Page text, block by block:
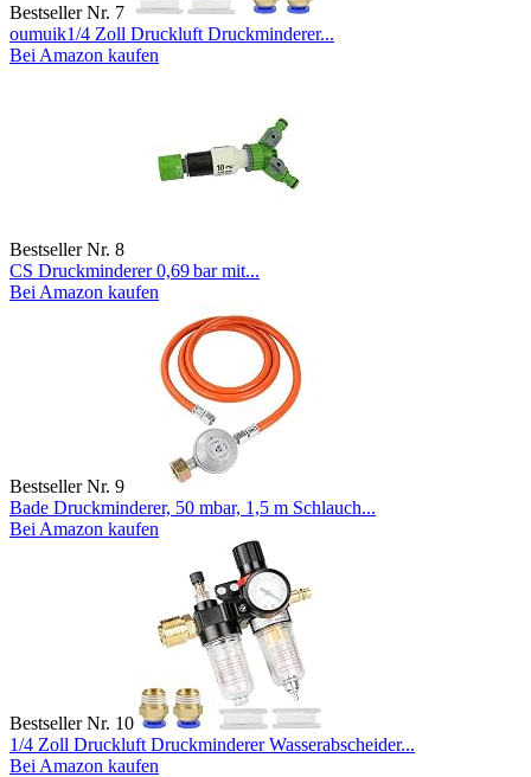
Bestseller Nr. 7
oumuik1/4 Zoll Druckluft Druckminderer...
Bei Amazon kaufen
Bestseller Nr. 8
CS Druckminderer 0,69 bar mit...
Bei Amazon kaufen
Bestseller Nr. 9
Bade Druckminderer, 50 mbar, 1,5 m Schlauch...
Bei Amazon kaufen
Bestseller Nr. 10
1/4 Zoll Druckluft Druckminderer Wasserabscheider...
Bei Amazon kaufen